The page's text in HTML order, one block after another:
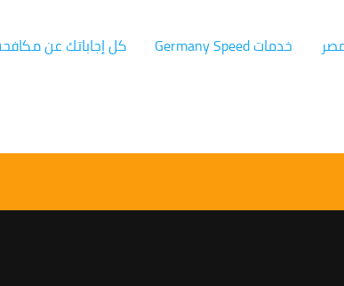
خدمات Germany Speed كل إجاباتك عن